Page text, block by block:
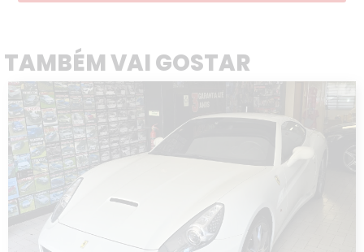
TAMBÉM VAI GOSTAR